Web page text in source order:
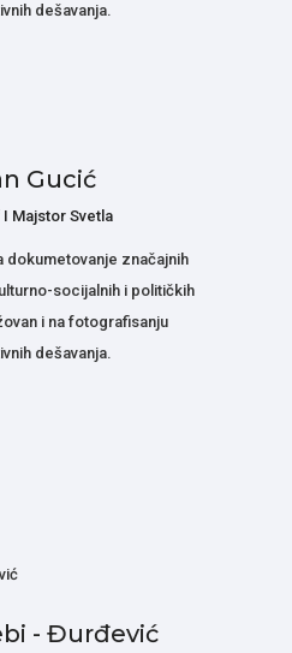
dešavanja.
Gucić
Majstor Svetla
dokumetovanje značajnih
socijalnih i političkih
i na fotografisanju
dešavanja.
- Đurđević